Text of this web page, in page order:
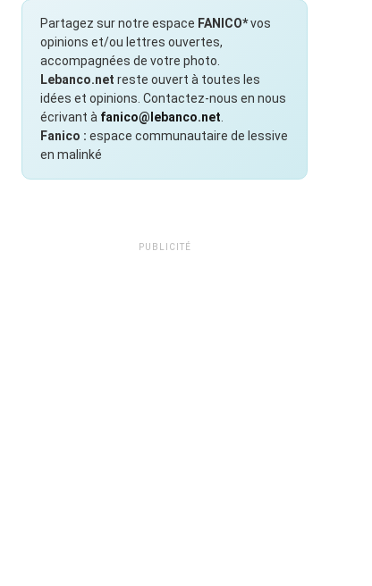
Partagez sur notre espace FANICO*vos
opinions et/ou lettres ouvertes,
accompagnées de votre photo.
Lebanco.net reste ouvert à toutes les
idées et opinions. Contactez-nous en nous
écrivant à fanico@lebanco.net
Fanico : espace communautaire de lessive
en malinké
PUBLICITÉ